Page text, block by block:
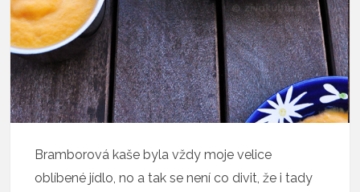
Bramborová kaše byla vždy moje velice
oblíbené jídlo, no a tak se není co divit, že i tady